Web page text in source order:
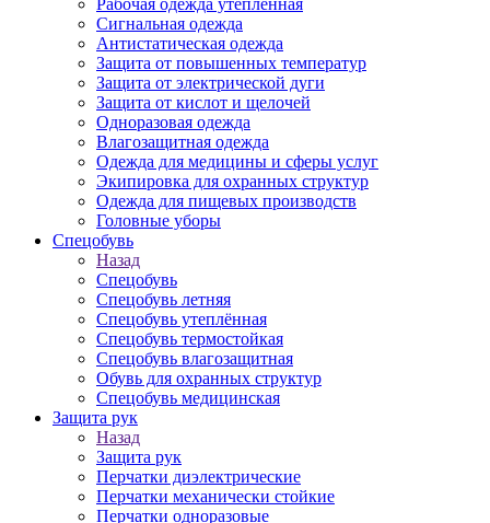
Рабочая одежда утеплённая
Сигнальная одежда
Антистатическая одежда
Защита от повышенных температур
Защита от электрической дуги
Защита от кислот и щелочей
Одноразовая одежда
Влагозащитная одежда
Одежда для медицины и сферы услуг
Экипировка для охранных структур
Одежда для пищевых производств
Головные уборы
Спецобувь
Назад
Спецобувь
Спецобувь летняя
Спецобувь утеплённая
Спецобувь термостойкая
Спецобувь влагозащитная
Обувь для охранных структур
Спецобувь медицинская
Защита рук
Назад
Защита рук
Перчатки диэлектрические
Перчатки механически стойкие
Перчатки одноразовые